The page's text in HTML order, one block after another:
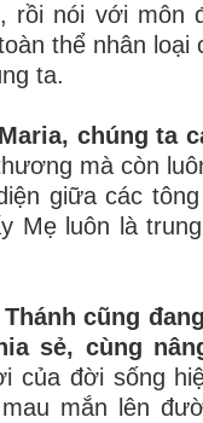
rồi nói với môn
thể nhân
ta.
chúng ta
mà còn
giữa các
Mẹ luôn là
Thánh cũng
sẻ, cùng
của đời sống
mắn lên